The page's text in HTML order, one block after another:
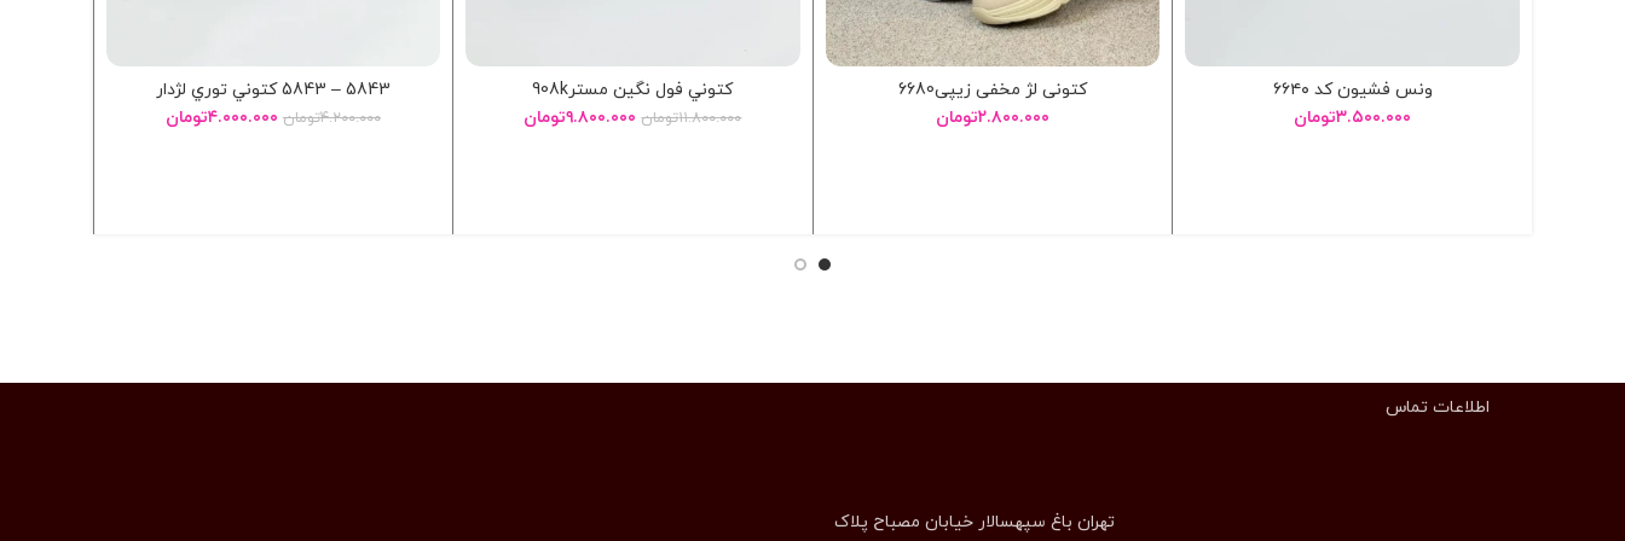
ونس فشیون کد ۶۶۴۰
۳.۵۰۰.۰۰۰تومان
کتونی لژ مخفی زیپی6680
۲.۸۰۰.۰۰۰تومان
کتوني فول نگين مستر908k
۱۱.۸۰۰.۰۰۰تومان ۹.۸۰۰.۰۰۰تومان
5843 – 5843 کتوني توري لژدار
۴.۲۰۰.۰۰۰تومان ۴.۰۰۰.۰۰۰تومان
اطلاعات تماس
تهران باغ سپهسالار خیابان مصباح پلاک